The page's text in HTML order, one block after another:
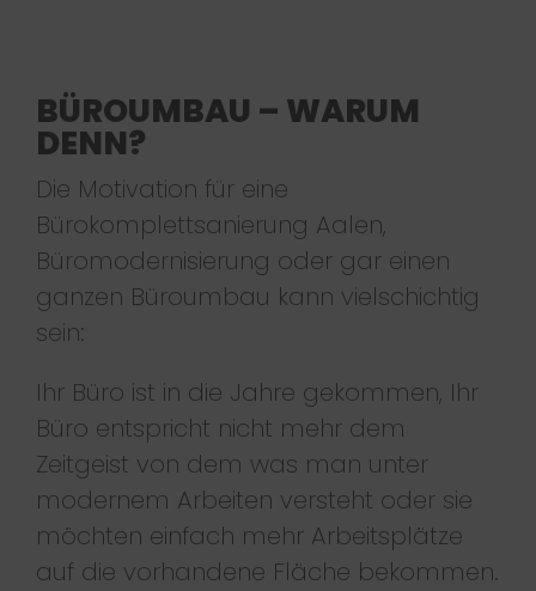
BÜROUMBAU – WARUM
DENN?
Die Motivation für eine
Bürokomplettsanierung Aalen,
Büromodernisierung oder gar einen
ganzen Büroumbau kann vielschichtig
sein:
Ihr Büro ist in die Jahre gekommen, Ihr
Büro entspricht nicht mehr dem
Zeitgeist von dem was man unter
modernem Arbeiten versteht oder sie
möchten einfach mehr Arbeitsplätze
auf die vorhandene Fläche bekommen.